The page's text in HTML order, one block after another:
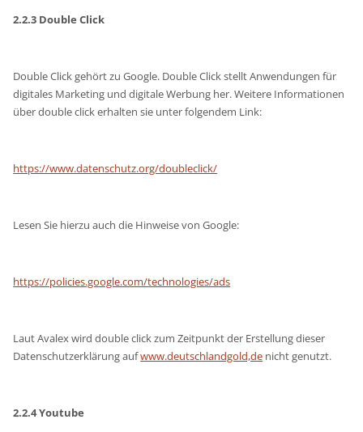
2.2.3 Double Click
Double Click gehört zu Google. Double Click stellt Anwendungen für
digitales Marketing und digitale Werbung her. Weitere Informationen
über double click erhalten sie unter folgendem Link:
https://www.datenschutz.org/doubleclick/
Lesen Sie hierzu auch die Hinweise von Google:
https://policies.google.com/technologies/ads
Laut Avalex wird double click zum Zeitpunkt der Erstellung dieser
Datenschutzerklärung aufwww.deutschlandgold,de nicht genutzt.
2.2.4 Youtube